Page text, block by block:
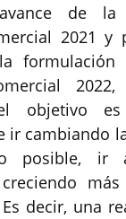
de la
2021 y
objetivo es
ir cambiando
posible, ir
decir, una